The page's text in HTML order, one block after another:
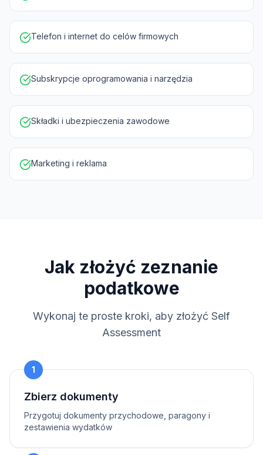
Telefon i internet do celów firmowych
Subskrypcje oprogramowania i narzędzia
Składki i ubezpieczenia zawodowe
Marketing i reklama
Jak złożyć zeznanie
podatkowe
Wykonaj te proste kroki, aby złożyć Self
Assessment
1
Zbierz dokumenty
Przygotuj dokumenty przychodowe, paragony i
zestawienia wydatków